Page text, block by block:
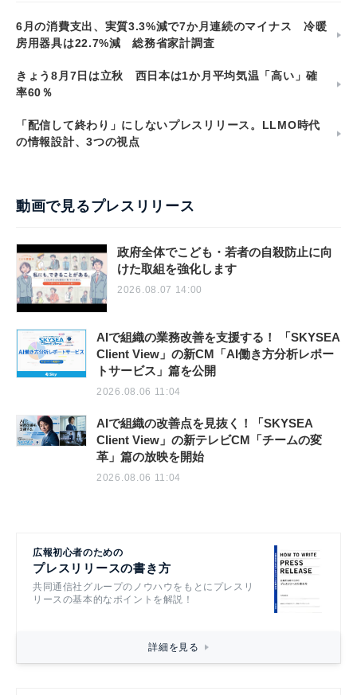
6月の消費支出、実質3.3%減で7か月連続のマイナス 冷暖
房用器具は22.7%減 総務省家計調査
きょう8月7日は立秋 西日本は1か月平均気温「高い」確
率60％
「配信して終わり」にしないプレスリリース。LLMO時代
の情報設計、3つの視点
動画で見るプレスリリース
政府全体でこども・若者の自殺防止に向
けた取組を強化します
2026.08.07 14:00
AIで組織の業務改善を支援する！ 「SKYSEA
Client View」の新CM「AI働き方分析レポー
トサービス」篇を公開
2026.08.06 11:04
AIで組織の改善点を見抜く！「SKYSEA
Client View」の新テレビCM「チームの変
革」篇の放映を開始
2026.08.06 11:04
広報初心者のための
プレスリリースの書き方
共同通信社グループのノウハウをもとにプレスリ
リースの基本的なポイントを解説！
詳細を見る